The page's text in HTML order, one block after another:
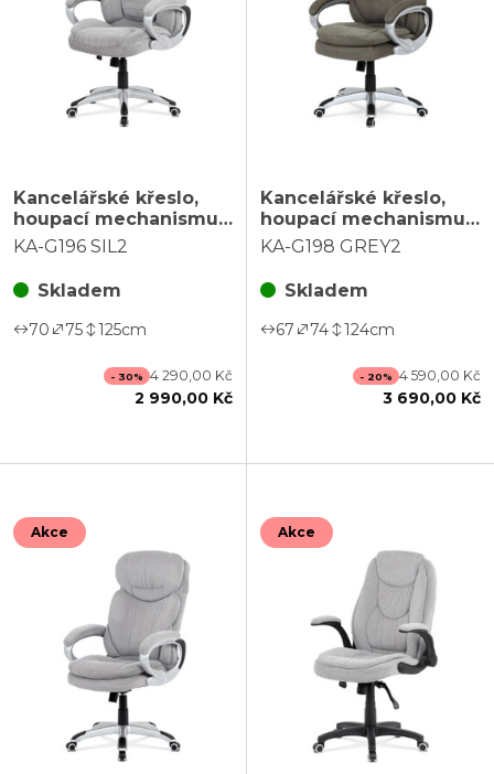
Kancelářské křeslo,
houpací mechanismus,
šedá, KA-G196 SIL2
KA-G196 SIL2
Skladem
70 75 125cm
- 30% 4 290,00 Kč
2 990,00 Kč
Kancelářské křeslo,
houpací mechanismus,
šedá látka, KA-G198
KA-G198 GREY2
Skladem
67 74 124cm
- 20% 4 590,00 Kč
3 690,00 Kč
Akce Akce